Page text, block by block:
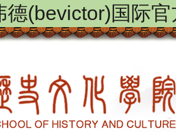
德(bevictor)国际